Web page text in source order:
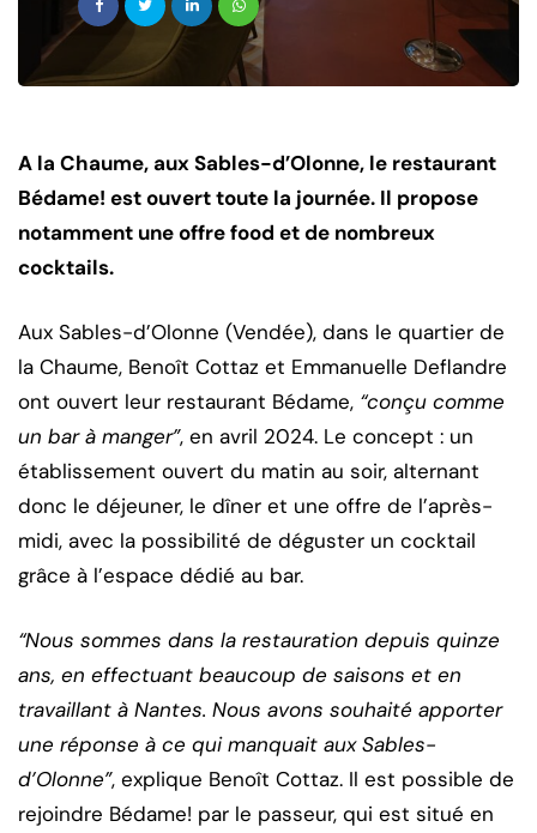
A la Chaume, aux Sables-d’Olonne, le restaurant
Bédame! est ouvert toute la journée. Il propose
notamment une offre food et de nombreux
cocktails.
Aux Sables-d’Olonne (Vendée), dans le quartier de
la Chaume, Benoît Cottaz et Emmanuelle Deflandre
ont ouvert leur restaurant Bédame, “conçu comme
un bar à manger”, en avril 2024. Le concept : un
établissement ouvert du matin au soir, alternant
donc le déjeuner, le dîner et une offre de l’après-
midi, avec la possibilité de déguster un cocktail
grâce à l’espace dédié au bar.
“Nous sommes dans la restauration depuis quinze
ans, en effectuant beaucoup de saisons et en
travaillant à Nantes. Nous avons souhaité apporter
une réponse à ce qui manquait aux Sables-
d’Olonne”, explique Benoît Cottaz. Il est possible de
rejoindre Bédame! par le passeur, qui est situé en